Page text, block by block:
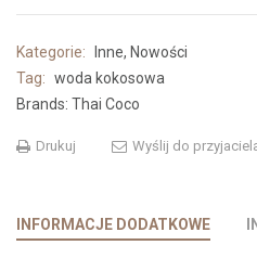
1l
Kategorie: Inne, Nowości
Tag: woda kokosowa
Brands: Thai Coco
Drukuj Wyślij do
INFORMACJE DODATKOWE